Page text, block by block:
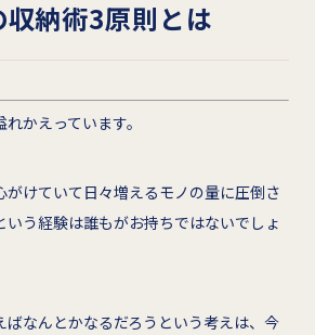
収納術3原則とは
かえっています。
がけていて日々増えるモノの量に圧倒さ
う経験は誰もがお持ちではないでしょ
ばなんとかなるだろうという考えは、今